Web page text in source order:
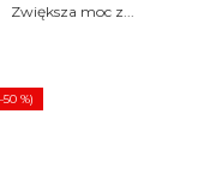
Zwiększa moc z...
%)